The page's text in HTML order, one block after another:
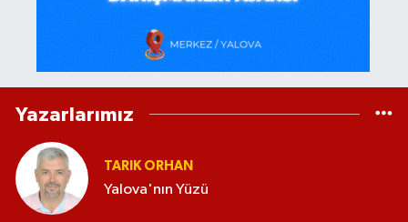
Yazarlarımız
TARIK ORHAN
Yalova'nın Yüzü